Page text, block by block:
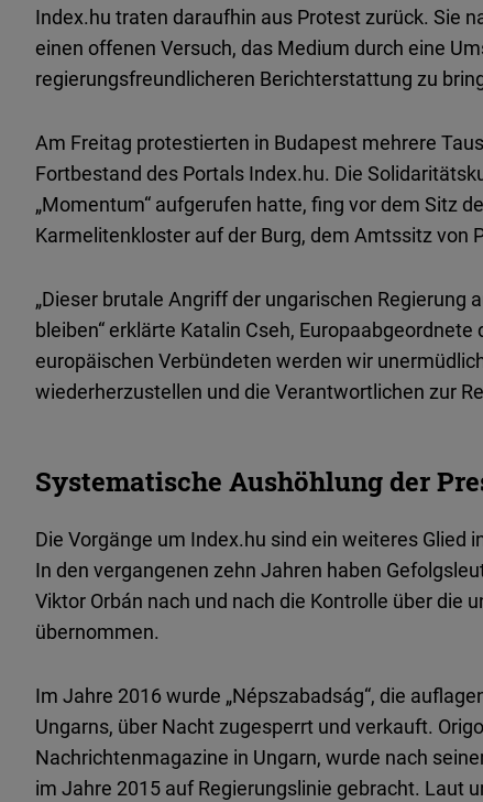
Index.hu traten daraufhin aus Protest zurück. Sie
einen offenen Versuch, das Medium durch eine
regierungsfreundlicheren Berichterstattung zu
Am Freitag protestierten in Budapest mehrere
Fortbestand des Portals Index.hu. Die
„Momentum“ aufgerufen hatte, fing vor dem Sitz
Karmelitenkloster auf der Burg, dem Amtssitz von
„Dieser brutale Angriff der ungarischen
bleiben“ erklärte Katalin Cseh,
europäischen Verbündeten werden wir
wiederherzustellen und die Verantwortlichen zur
Systematische Aushöhlung der
Die Vorgänge um Index.hu sind ein weiteres
In den vergangenen zehn Jahren haben
Viktor Orbán nach und nach die Kontrolle über die
übernommen.
Im Jahre 2016 wurde „Népszabadság“, die
Ungarns, über Nacht zugesperrt und verkauft.
Nachrichtenmagazine in Ungarn, wurde nach
im Jahre 2015 auf Regierungslinie gebracht. Laut